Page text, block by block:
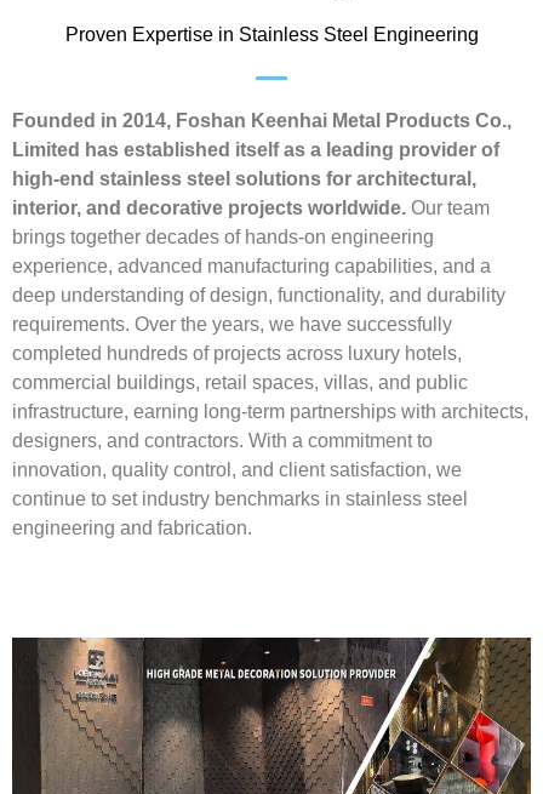
Proven Expertise in Stainless Steel Engineering
Founded in 2014, Foshan Keenhai Metal Products Co.,
Limited has established itself as a leading provider of
high-end stainless steel solutions for architectural,
interior, and decorative projects worldwide. Our team
brings together decades of hands-on engineering
experience, advanced manufacturing capabilities, and a
deep understanding of design, functionality, and durability
requirements. Over the years, we have successfully
completed hundreds of projects across luxury hotels,
commercial buildings, retail spaces, villas, and public
infrastructure, earning long-term partnerships with architects,
designers, and contractors. With a commitment to
innovation, quality control, and client satisfaction, we
continue to set industry benchmarks in stainless steel
engineering and fabrication.